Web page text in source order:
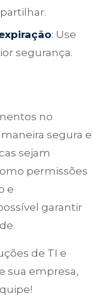
: Use
segurança.
no
segura e
sejam
permissões
e
garantir
de TI e
sua empresa,